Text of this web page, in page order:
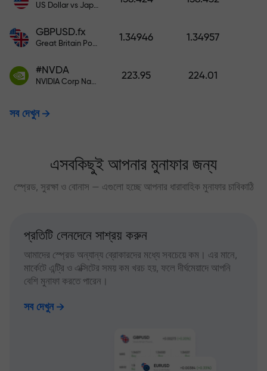
US Dollar vs Japanese Yen
GBPUSD.fx
Great Britain Pound vs US Dollar
1.34946 1.34957
#NVDA
NVIDIA Corp Nasdaq Stock Exchange (Nasdaq) USD
223.95 224.01
সব দেখুন
এসবকিছুই আপনার মুনাফার জন্য
স্প্রেড, সুরক্ষা ও বোনাস — এগুলো হচ্ছে আপনার ধারাবাহিক মুনাফার চাবিকাঠি
প্রতিটি লেনদেনে সাশ্রয় করুন
আমাদের স্প্রেড অন্যান্য ব্রোকারদের মধ্যে সবচেয়ে কম। এর মানে,
মার্কেটে এন্ট্রি ও এক্সিটের সময় কম খরচ হয়, ফলে দীর্ঘমেয়াদে আপনি
বেশি মুনাফা করতে পারেন।
সব দেখুন